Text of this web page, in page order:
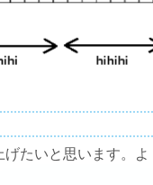
たいと思います。よ